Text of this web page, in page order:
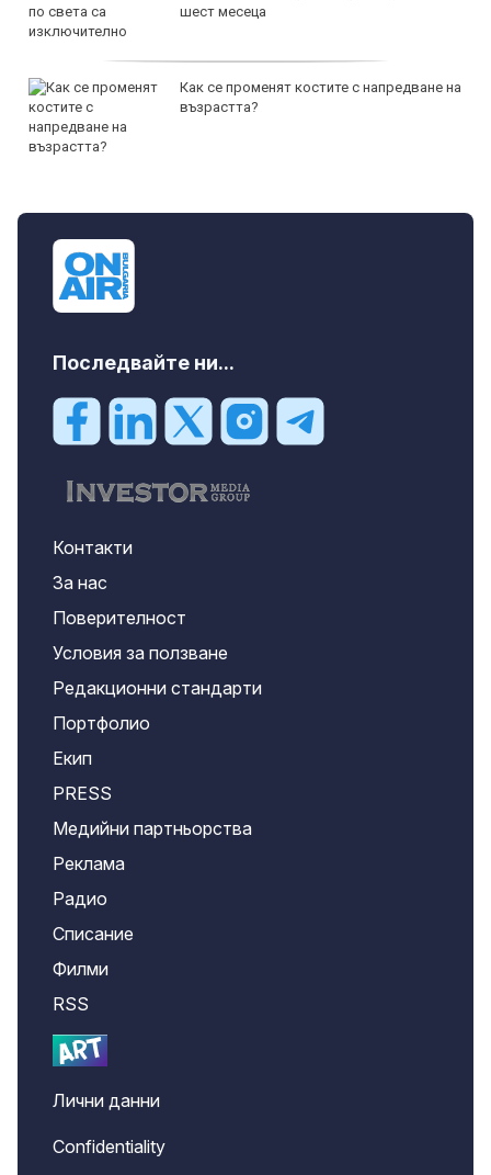
шест месеца
Как се променят костите с напредване на
възрастта?
Последвайте ни...
Контакти
За нас
Поверителност
Условия за ползване
Редакционни стандарти
Портфолио
Екип
PRESS
Медийни партньорства
Реклама
Радио
Списание
Филми
RSS
Лични данни
Confidentiality